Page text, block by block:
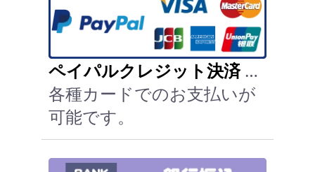
ペイパルクレジット決済…
各種カードでのお支払いが
可能です。